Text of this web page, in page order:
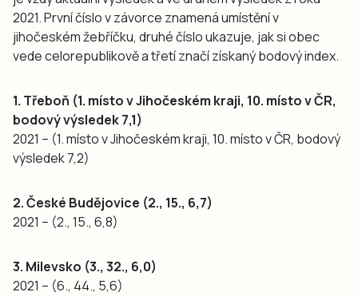
2021. První číslo v závorce znamená umístění v
jihočeském žebříčku, druhé číslo ukazuje, jak si obec
vede celorepublikově a třetí značí získaný bodový index.
1. Třeboň (1. místo v Jihočeském kraji, 10. místo v ČR,
bodový výsledek 7,1)
2021 – (1. místo v Jihočeském kraji, 10. místo v ČR, bodový
výsledek 7,2)
2. České Budějovice (2., 15., 6,7)
2021 – (2., 15., 6,8)
3. Milevsko (3., 32., 6,0)
2021 – (6., 44., 5,6)